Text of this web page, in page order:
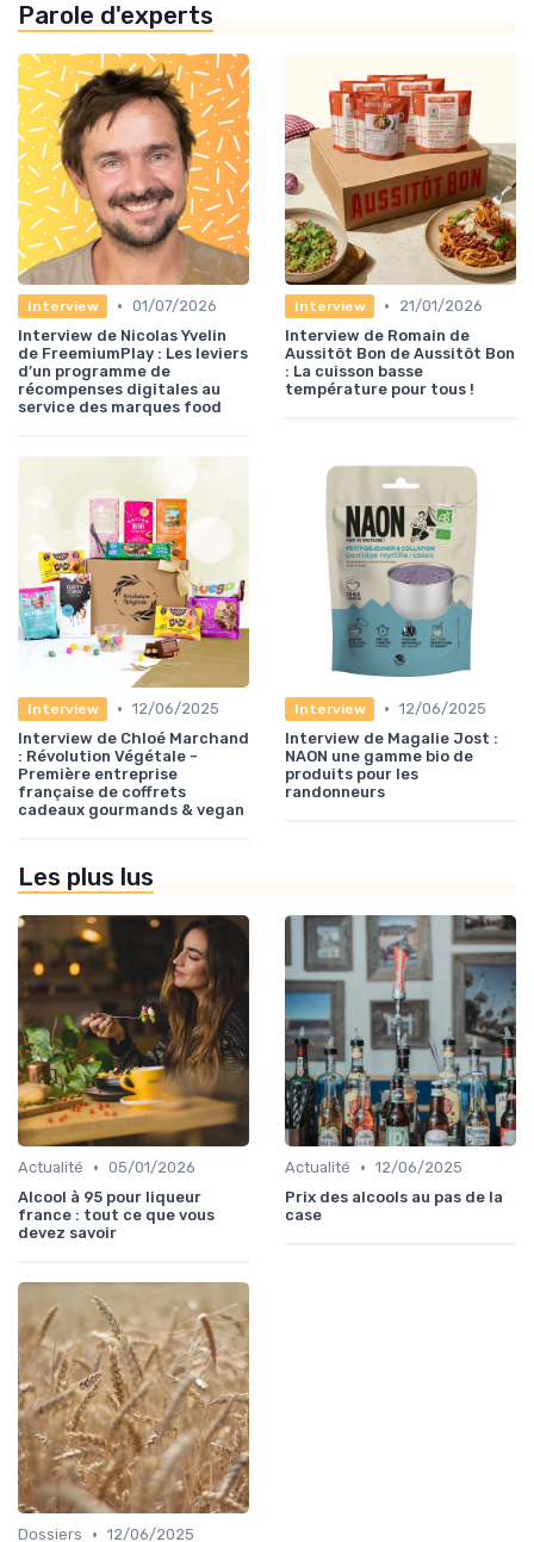
Parole d'experts
Interview • 01/07/2026
Interview de Nicolas Yvelin
de FreemiumPlay : Les leviers
d’un programme de
récompenses digitales au
service des marques food
Interview •
21/01/2026
Interview de Romain de
Aussitôt Bon de Aussitôt Bon
: La cuisson basse
température pour tous !
Interview • 12/06/2025
Interview de Chloé Marchand
: Révolution Végétale -
Première entreprise
française de coffrets
cadeaux gourmands & vegan
Interview • 12/06/2025
Interview de Magalie Jost :
NAON une gamme bio de
produits pour les
randonneurs
Les plus lus
Actualité • 05/01/2026
Alcool à 95 pour liqueur
france : tout ce que vous
devez savoir
Actualité • 12/06/2025
Prix des alcools au pas de la
case
Dossiers • 12/06/2025